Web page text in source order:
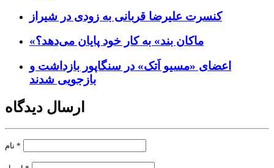
کنسرت علیرضا قربانی به زودی در شیراز
«ماکان بند» به کار خود پایان می‌دهد؟
اعضای «مسیو اَتک» در سنگاپور بازداشت و
بازجویی شدند
ارسال دیدگاه
*